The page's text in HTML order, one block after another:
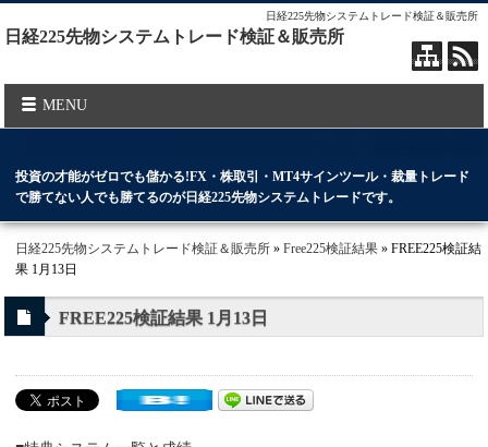
日経225先物システムトレード検証＆販売所
日経225先物システムトレード検証＆販売所
MENU
投資の才能がゼロでも儲かる!FX・株取引・MT4サインツール・裁量トレード
で勝てない人でも勝てるのが日経225先物システムトレードです。
日経225先物システムトレード検証＆販売所 »Free225検証結果 » FREE225検証結
果 1月13日
FREE225検証結果 1月13日